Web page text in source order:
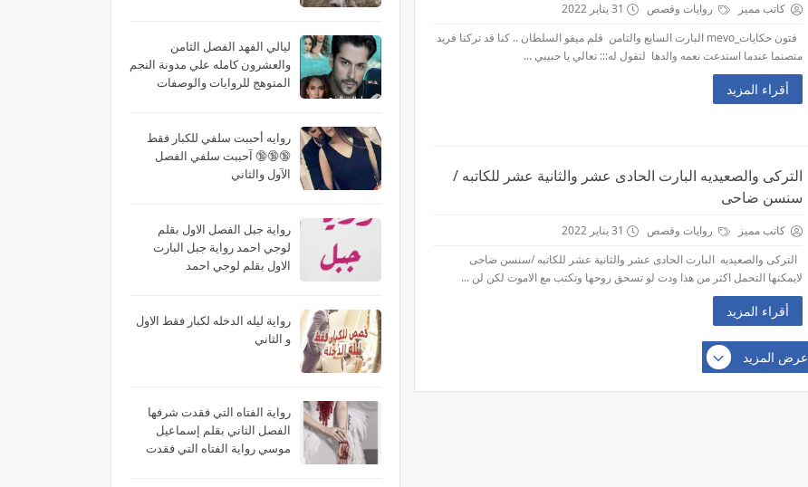
كاتب مميز روايات وقصص
31 يناير 2022
فتون حكايات_mevo البارت السابع والتامن قلم ميفو السلطان .. كنا قد تركنا فريد
متصنما عندما استدعت نعمه والدها لتقول له::: تعالي يا حبيبي ...
أقراء المزيد
التركى والصعيديه البارت الحادى عشر والثانية عشر للكاتبه /
سنسن ضاحى
كاتب مميز روايات وقصص
31 يناير 2022
التركى والصعيديه البارت الحادى عشر والثانية عشر للكاتبه /سنسن ضاحى
لايمكنها التحمل اكثر من هذا ودت لو تسحق روحها وتكتب مع الاموت لكن لن ...
أقراء المزيد
عرض المزيد
ليالي الفهد الفصل الثامن
والعشرون كامله علي مدونة النجم
المتوهج للروايات والوصفات
روايه أحببت سلفي للكبار فقط
🔞🔞🔞 آحببت سلفي الفصل
الآول والثاني
رواية جبل الفصل الاول بقلم
لوجي احمد رواية جبل البارت
الاول بقلم لوجي احمد
رواية ليله الدخله لكبار فقط الاول
و الثاني
رواية الفتاه التي فقدت شرفها
الفصل الثاني بقلم إسماعيل
موسي رواية الفتاه التي فقدت